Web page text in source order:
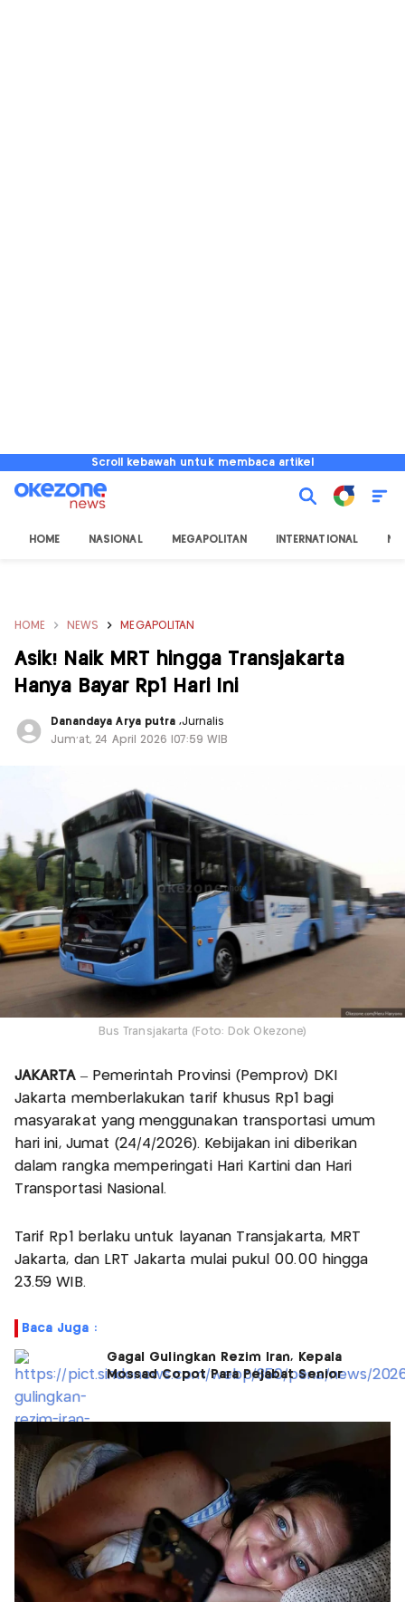
Scroll kebawah untuk membaca artikel
HOME NASIONAL MEGAPOLITAN INTERNATIONAL
HOME NEWS MEGAPOLITAN
Asik! Naik MRT hingga Transjakarta
Hanya Bayar Rp1 Hari Ini
Danandaya Arya putra,Jurnalis
Jum'at, 24 April 2026 |07:59 WIB
Bus Transjakarta (Foto: Dok Okezone)
JAKARTA– Pemerintah Provinsi (Pemprov) DKI
Jakarta memberlakukan tarif khusus Rp1 bagi
masyarakat yang menggunakan transportasi umum
hari ini, Jumat (24/4/2026). Kebijakan ini diberikan
dalam rangka memperingati Hari Kartini dan Hari
Transportasi Nasional.
Tarif Rp1 berlaku untuk layanan Transjakarta, MRT
Jakarta, dan LRT Jakarta mulai pukul 00.00 hingga
23.59 WIB.
Baca Juga :
Gagal Gulingkan Rezim Iran, Kepala
Mossad Copot Para Pejabat Senior